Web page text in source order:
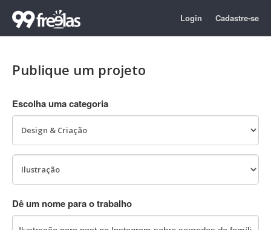
Login Cadastre-se
Publique um projeto
Escolha uma categoria
Dê um nome para o trabalho